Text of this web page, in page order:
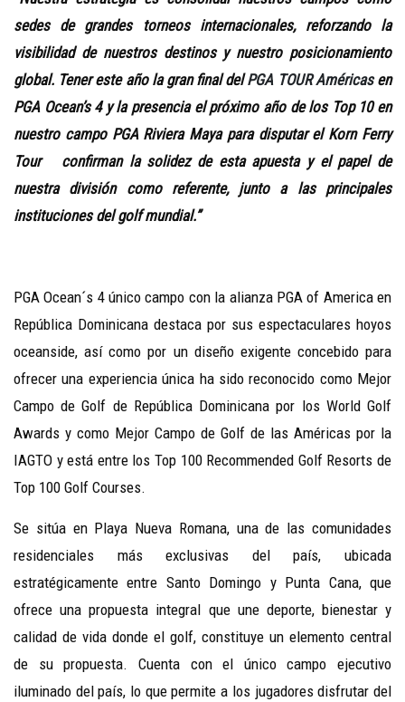
sedes de grandes torneos internacionales, reforzando la
visibilidad de nuestros destinos y nuestro posicionamiento
global. Tener este año la gran final delPGA TOUR Américasen
PGA Ocean’s 4 y la presencia el próximo año de los Top 10 en
nuestro campo PGA Riviera Maya para disputar el Korn Ferry
Tour confirman la solidez de esta apuesta y el papel de
nuestra división como referente, junto a las principales
instituciones del golf mundial.”
PGA Ocean´s 4 único campo con la alianza PGA of America en
República Dominicana destaca por sus espectaculares hoyos
oceanside, así como por un diseño exigente concebido para
ofrecer una experiencia única ha sido reconocido como Mejor
Campo de Golf de República Dominicana por los World Golf
Awards y como Mejor Campo de Golf de las Américas por la
IAGTO y está entre los Top 100 Recommended Golf Resorts de
Top 100 Golf Courses.
Se sitúa en Playa Nueva Romana, una de las comunidades
residenciales más exclusivas del país, ubicada
estratégicamente entre Santo Domingo y Punta Cana, que
ofrece una propuesta integral que une deporte, bienestar y
calidad de vida donde el golf, constituye un elemento central
de su propuesta. Cuenta con el único campo ejecutivo
iluminado del país, lo que permite a los jugadores disfrutar del